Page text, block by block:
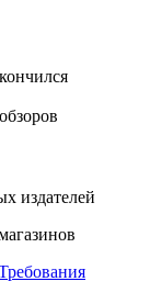
издателей